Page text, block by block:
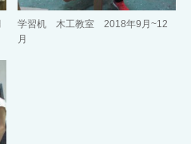
学習机 木工教室 2018年9月~12
月